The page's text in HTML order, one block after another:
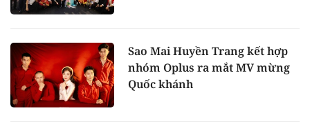
Sao Mai Huyền Trang kết hợp
nhóm Oplus ra mắt MV mừng
Quốc khánh